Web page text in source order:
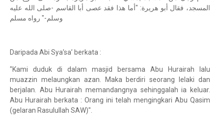
المسجد، فقال أبو هريرة: "أما هذا فقد عصى أبا القاسم -صلى الله عليه
وسلم-" رواه مسلم
Daripada Abi Sya’sa’ berkata :
"Kami duduk di dalam masjid bersama Abu Hurairah lalu
muazzin melaungkan azan. Maka berdiri seorang lelaki dan
berjalan. Abu Hurairah memandangnya sehinggalah ia keluar.
Abu Hurairah berkata : Orang ini telah mengingkari Abu Qasim
(gelaran Rasulullah SAW)".